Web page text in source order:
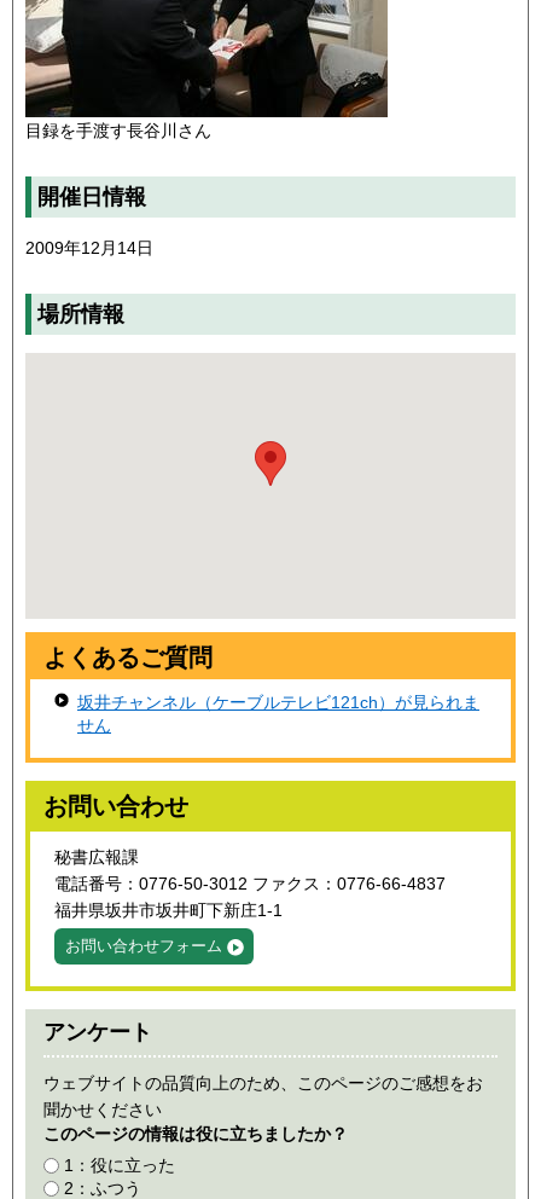
目録を手渡す長谷川さん
開催日情報
2009年12月14日
場所情報
よくあるご質問
坂井チャンネル（ケーブルテレビ121ch）が見られま
せん
お問い合わせ
秘書広報課
電話番号：0776-50-3012 ファクス：0776-66-4837
福井県坂井市坂井町下新庄1-1
お問い合わせフォーム
アンケート
ウェブサイトの品質向上のため、このページのご感想をお
聞かせください
このページの情報は役に立ちましたか？
1：役に立った
2：ふつう